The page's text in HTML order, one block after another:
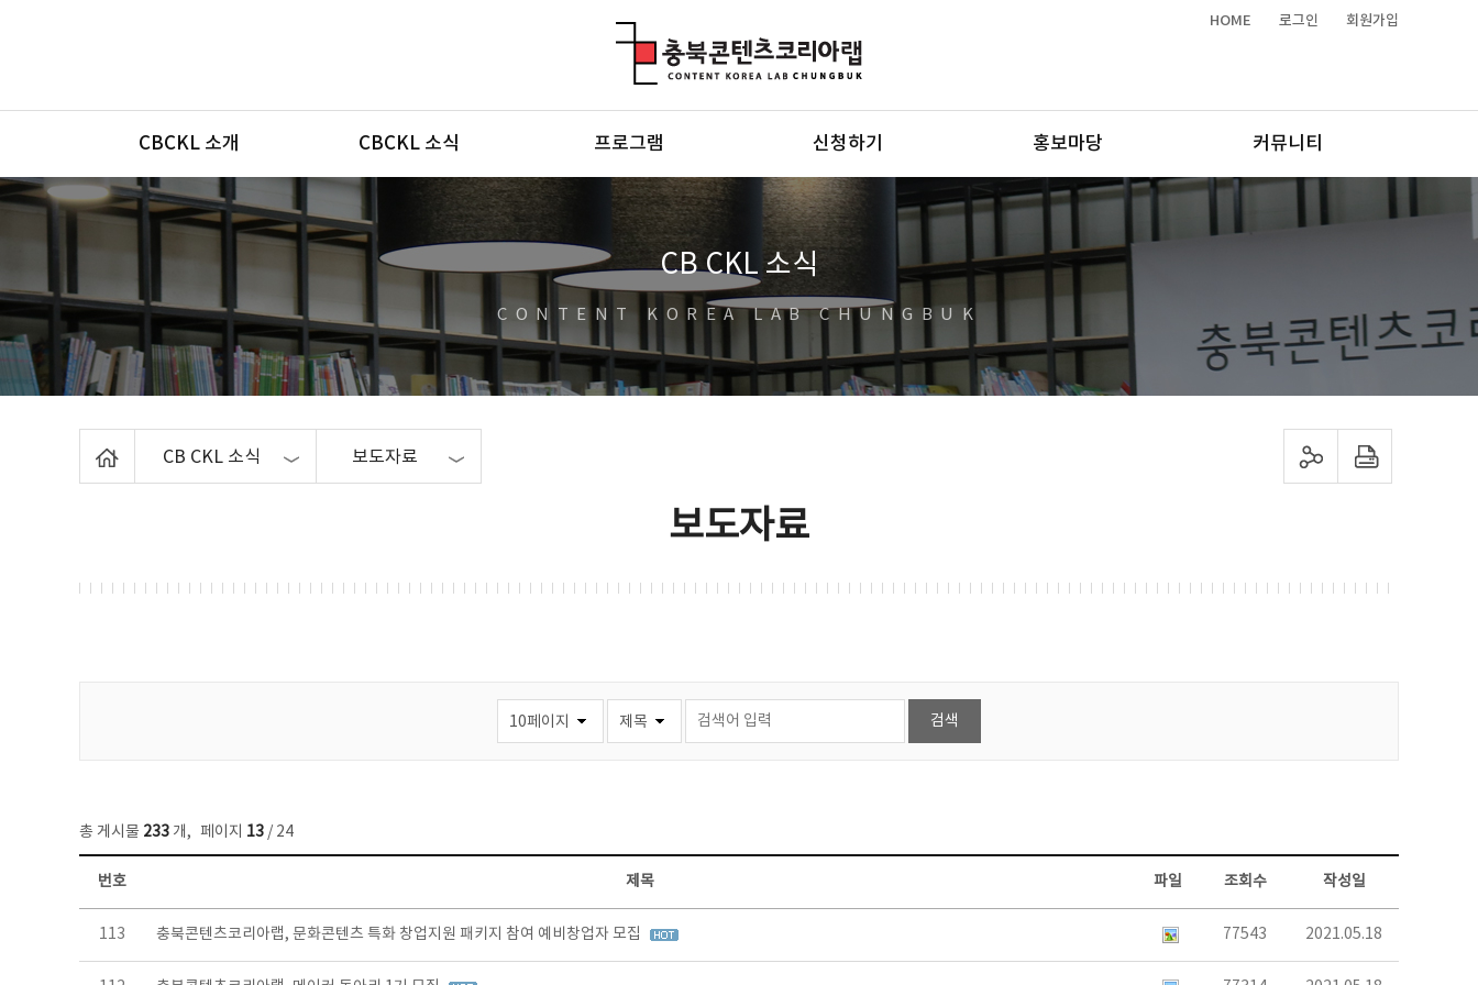
HOME 로그인 회원가입
메뉴
CBCKL 소개 CBCKL 소식 프로그램 신청하기 홍보마당 커뮤니티
CB CKL 소식
CONTENT KOREA LAB CHUNGBUK
CB CKL 소식 보도자료 sns 공유하기 프린트하기
보도자료
총 게시물 233 개, 페이지 13 / 24
보도자료 목록 - 번호, 제목, 작성자, 파일, 조회수, 작성일 정보 제공
번호 제목 파일 조회수 작성일
113 충북콘텐츠코리아랩, 문화콘텐츠 특화 창업지원 패키지 참여 예비창업자 모집 77543 2021.05.18